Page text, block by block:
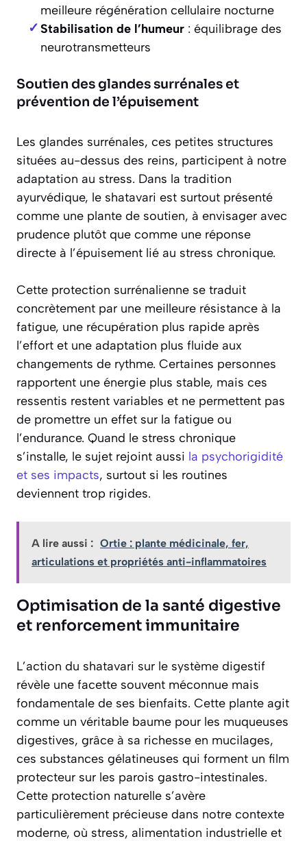
meilleure régénération cellulaire nocturne
Stabilisation de l’humeur: équilibrage des
neurotransmetteurs
Soutien des glandes surrénales et
prévention de l’épuisement
Les glandes surrénales, ces petites structures
situées au-dessus des reins, participent à notre
adaptation au stress. Dans la tradition
ayurvédique, le shatavari est surtout présenté
comme une plante de soutien, à envisager avec
prudence plutôt que comme une réponse
directe à l’épuisement lié au stress chronique.
Cette protection surrénalienne se traduit
concrètement par une meilleure résistance à la
fatigue, une récupération plus rapide après
l’effort et une adaptation plus fluide aux
changements de rythme. Certaines personnes
rapportent une énergie plus stable, mais ces
ressentis restent variables et ne permettent pas
de promettre un effet sur la fatigue ou
l’endurance. Quand le stress chronique
s’installe, le sujet rejoint aussi la psychorigidité
et ses impacts, surtout si les routines
deviennent trop rigides.
A lire aussi : Ortie : plante médicinale, fer,
articulations et propriétés anti-inflammatoires
Optimisation de la santé digestive
et renforcement immunitaire
L’action du shatavari sur le système digestif
révèle une facette souvent méconnue mais
fondamentale de ses bienfaits. Cette plante agit
comme un véritable baume pour les muqueuses
digestives, grâce à sa richesse en mucilages,
ces substances gélatineuses qui forment un film
protecteur sur les parois gastro-intestinales.
Cette protection naturelle s’avère
particulièrement précieuse dans notre contexte
moderne, où stress, alimentation industrielle et